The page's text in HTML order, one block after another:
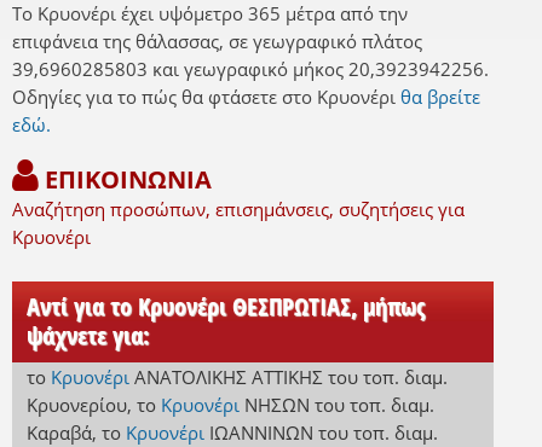
Το Κρυονέρι έχει υψόμετρο 365 μέτρα από την
επιφάνεια της θάλασσας, σε γεωγραφικό πλάτος
39,6960285803 και γεωγραφικό μήκος 20,3923942256.
Οδηγίες για το πώς θα φτάσετε στο Κρυονέρι θα βρείτε
εδώ.
ΕΠΙΚΟΙΝΩΝΙΑ
Αναζήτηση προσώπων, επισημάνσεις, συζητήσεις για
Κρυονέρι
Αντί για το Κρυονέρι ΘΕΣΠΡΩΤΙΑΣ, μήπως
ψάχνετε για:
το Κρυονέρι ΑΝΑΤΟΛΙΚΗΣ ΑΤΤΙΚΗΣ του τοπ. διαμ.
Κρυονερίου, το Κρυονέρι ΝΗΣΩΝ του τοπ. διαμ.
Καραβά, το Κρυονέρι ΙΩΑΝΝΙΝΩΝ του τοπ. διαμ.